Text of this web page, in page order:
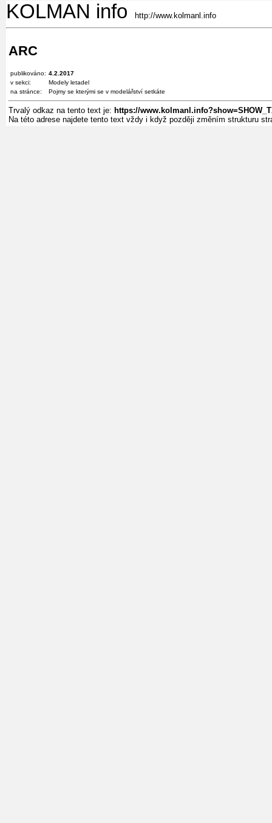
KOLMAN info http://www.kolmanl.info
ARC
publikováno: 4.2.2017
v sekci:
Modely letadel
na stránce:
Pojmy se kterými se v modelářství setkáte
Trvalý odkaz na tento text je: https://
Na této adrese najdete tento text vždy i když později změním strukturu